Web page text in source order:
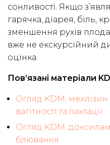
сонливості. Якщо
гарячка, діарея, біль,
зменшення рухів
вже не екскурсійний
оцінка.
Пов’язані матеріали
Огляд KDM:
вагітності та лактації
Огляд KDM:
блювання